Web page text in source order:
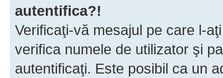
autentifica?!
Verificaţi-vă mesajul pe care l-
verifica numele de utilizator şi
autentificaţi. Este posibil ca un